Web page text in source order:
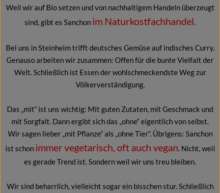
Weil wir auf Bio setzen und von nachhaltigem Handeln überzeugt
sind, gibt es Sanchon im Naturkostfachhandel
Bei uns in Steinheim trifft deutsches Gemüse auf indisches Curry.
Genauso arbeiten wir zusammen: Offen für die bunte Vielfalt der
Welt. Schließlich ist Essen der wohlschmeckendste Weg zur
Völkerverständigung.
Das „mit“ ist uns wichtig: Mit guten Zutaten, mit Geschmack und
mit Sorgfalt. Dann ergibt sich das „ohne“ eigentlich von selbst.
Wir sagen lieber „mit Pflanze“ als „ohne Tier“. Übrigens: Sanchon
ist schon immer vegetarisch, oft auch vegan . Nicht, weil
es gerade Trend ist. Sondern weil wir uns treu bleiben.
Wir sind beharrlich, vielleicht sogar ein bisschen stur. Schließlich